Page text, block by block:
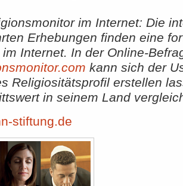
im Internet: Die
Erhebungen finden eine
Internet. In der Online-
kann sich der
Religiositätsprofil erstellen
in seinem Land
stiftung.de